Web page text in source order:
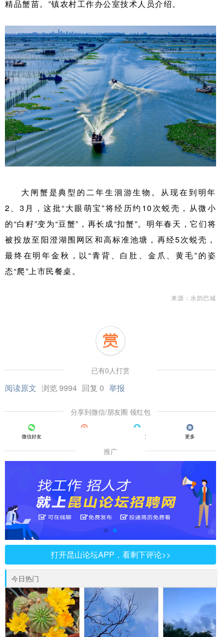
精品蟹苗。”镇农村工作办公室技术人员介绍。
大闸蟹是典型的二年生洄游生物。从现在到明年
2、3月，这批“大眼萌宝”将经历约10次蜕壳，从微小
的“白籽”变为“豆蟹”，再长成“扣蟹”。明年春天，它们将
被投放至阳澄湖围网区和高标准池塘，再经5次蜕壳，
最终在明年金秋，以“青背、白肚、金爪、黄毛”的姿
态“爬”上市民餐桌。
来源：水韵巴城
已有0人打赏
阅读原文 浏览 9994 回复 0 举报
分享到微信/朋友圈 领红包
微信好友 QQ好友 更多
推广
打开昆山论坛APP，看剩下评论>>
今日热门